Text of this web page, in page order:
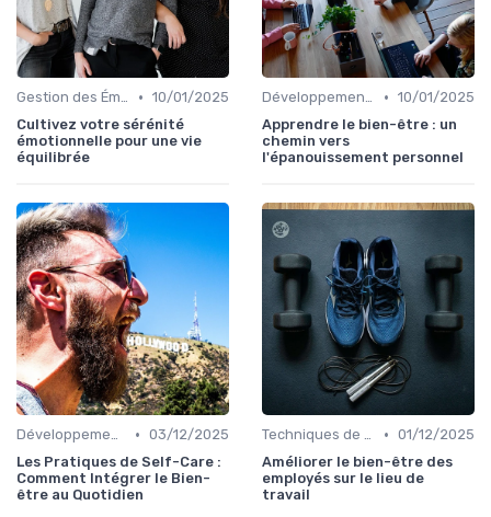
Gestion des Émotions • 10/01/2025
Cultivez votre sérénité
émotionnelle pour une vie
équilibrée
Développement Personnel • 10/01/2025
Apprendre le bien-être : un
chemin vers
l'épanouissement personnel
Développement Personnel • 03/12/2025
Les Pratiques de Self-Care :
Comment Intégrer le Bien-
être au Quotidien
Techniques de Gestion du Stress • 01/12/2025
Améliorer le bien-être des
employés sur le lieu de
travail